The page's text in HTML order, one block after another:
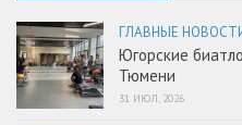
ГЛАВНЫЕ
Югорские
Тюмени
31 ИЮЛ, 2026